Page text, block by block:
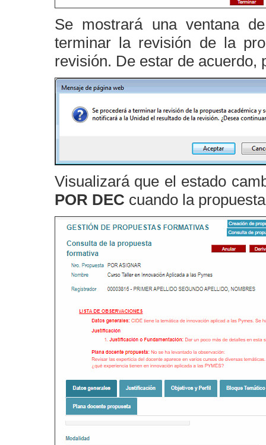
Se mostrará una ventana
terminar la revisión de la
revisión. De estar de acuerdo,
Visualizará que el estado
POR DEC cuando la